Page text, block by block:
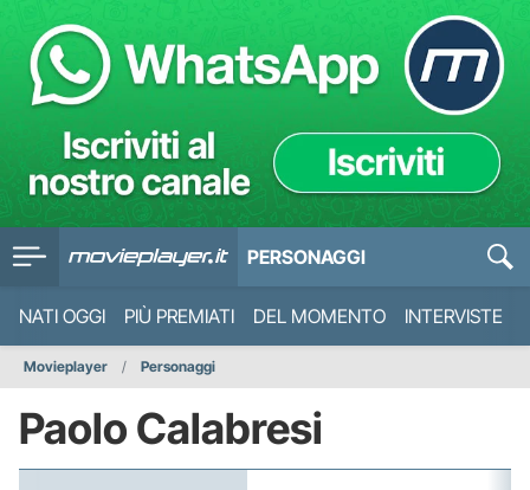
PERSONAGGI
NATI OGGI PIÙ PREMIATI DEL MOMENTO INTERVISTE
Movieplayer Personaggi
Paolo Calabresi